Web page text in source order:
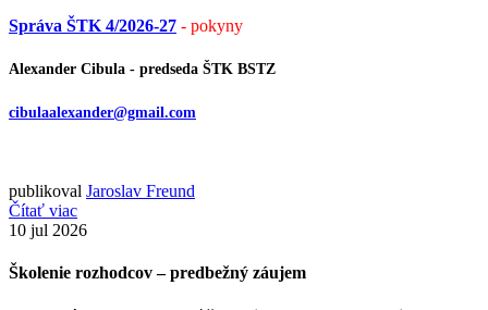
Správa ŠTK 4/2026-27 - pokyny
Alexander Cibula - predseda ŠTK BSTZ
cibulaalexander@gmail.com
publikoval Jaroslav Freund
Čítať viac
10 jul 2026
Školenie rozhodcov – predbežný záujem